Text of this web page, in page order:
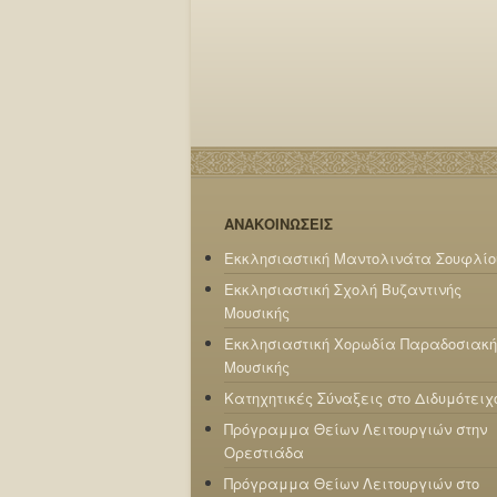
ΑΝΑΚΟΙΝΩΣΕΙΣ
Εκκλησιαστική Μαντολινάτα
Εκκλησιαστική Σχολή Βυζαντινής
Μουσικής
Εκκλησιαστική Χορωδία
Μουσικής
Κατηχητικές Σύναξεις στο
Πρόγραμμα Θείων Λειτουργιών στην
Ορεστιάδα
Πρόγραμμα Θείων Λειτουργιών στο